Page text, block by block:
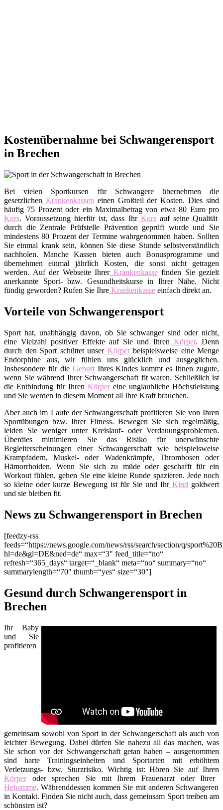
Kostenübernahme bei Schwangerensport
in Brechen
Bei vielen Sportkursen für Schwangere übernehmen die
gesetzlichen Krankenkassen einen Großteil der Kosten. Dies sind
häufig 75 Prozent oder ein Maximalbetrag von etwa 80 Euro pro
Kurs. Voraussetzung hierfür ist, dass IhrKursauf seine Qualität
durch die Zentrale Prüfstelle Prävention geprüft wurde und Sie
mindestens 80 Prozent der Termine wahrgenommen haben. Sollten
Sie einmal krank sein, können Sie diese Stunde selbstverständlich
nachholen. Manche Kassen bieten auch Bonusprogramme und
übernehmen einmal jährlich Kosten, die sonst nicht getragen
werden. Auf der Webseite IhrerKrankenkassefinden Sie gezielt
anerkannte Sport- bzw. Gesundheitskurse in Ihrer Nähe. Nicht
fündig geworden? Rufen Sie Ihre Krankenkasse einfach direkt an.
Vorteile von Schwangerensport
Sport hat, unabhängig davon, ob Sie schwanger sind oder nicht,
eine Vielzahl positiver Effekte auf Sie und Ihren Körper. Denn
durch den Sport schüttet unserKörperbeispielsweise eine Menge
Endorphine aus, wir fühlen uns glücklich und ausgeglichen.
Insbesondere für dieGeburtIhres Kindes kommt es Ihnen zugute,
wenn Sie während Ihrer Schwangerschaft fit waren. Schließlich ist
die Entbindung für Ihren Körpereine unglaubliche Höchstleistung
und Sie werden in diesem Moment all Ihre Kraft brauchen.
Aber auch im Laufe der Schwangerschaft profitieren Sie von Ihren
Sportübungen bzw. Ihrer Fitness. Bewegen Sie sich regelmäßig,
leiden Sie weniger unter Kreislauf- oder Verdauungsproblemen.
Überdies minimieren Sie das Risiko für unerwünschte
Begleiterscheinungen einer Schwangerschaft wie beispielsweise
Krampfadern, Muskel- oder Wadenkrämpfe, Thrombosen oder
Hämorrhoiden. Wenn Sie sich zu müde oder geschafft für ein
Workout fühlen, gehen Sie eine kleine Runde spazieren. Jede noch
so kleine oder kurze Bewegung ist für Sie und IhrKind goldwert
und sie bleiben fit.
News zu Schwangerensport in Brechen
[feedzy-rss
feeds=“https://news.google.com/news/rss/search/section/q/
hl=de&gl=DE&ned=de“ max=“3″ feed_title=“no“
refresh=“365_days“ target=“_blank“ meta=“no“ summary=“no“
summarylength=“70″ thumb=“yes“ size=“30″]
Gesund durch Schwangerensport in
Brechen
Ihr Baby
und Sie
profitieren
gemeinsam sowohl von Sport in der Schwangerschaft als auch von
leichter Bewegung. Dabei dürfen Sie nahezu all das machen, was
Sie schon vor der Schwangerschaft getan haben – ausgenommen
sind harte Trainingseinheiten und Sportarten mit erhöhtem
Verletzungs- bzw. Sturzrisiko. Wichtig ist: Hören Sie auf Ihren
Körperoder sprechen Sie mit Ihrem Frauenarzt oder Ihrer
Hebamme. Währenddessen kommen Sie mit anderen Schwangeren
in Kontakt. Finden Sie nicht auch, dass gemeinsam Sport treiben am
schönsten ist?